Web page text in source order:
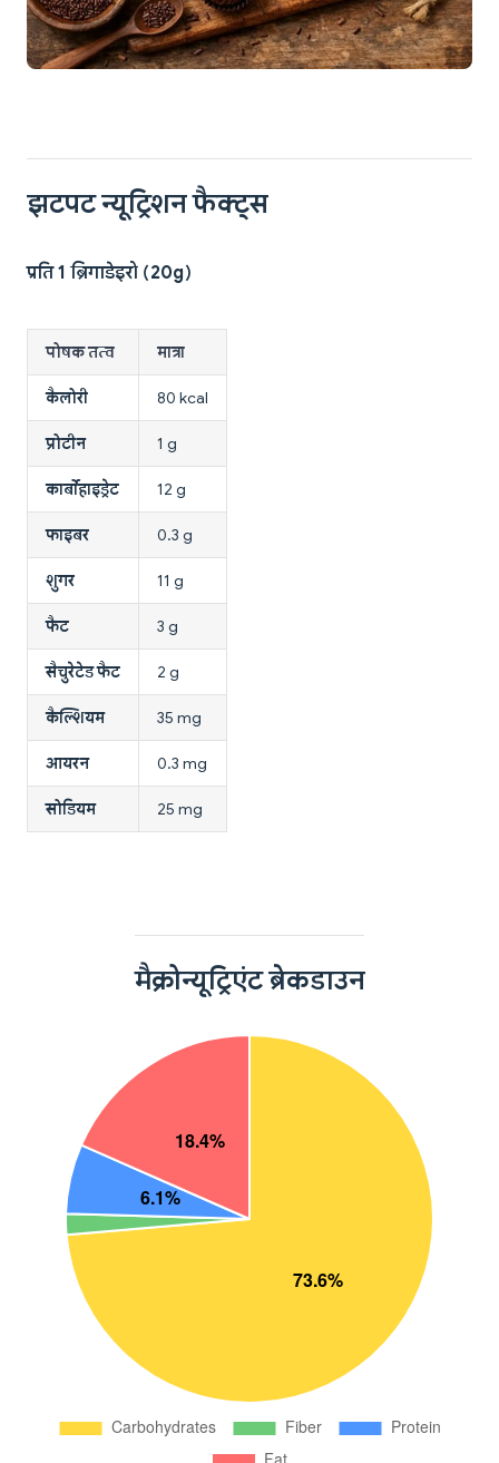
झटपट न्यूट्रिशन फैक्ट्स
प्रति 1 ब्रिगाडेइरो (20g)
पोषक तत्व मात्रा
कैलोरी 80 kcal
प्रोटीन 1 g
कार्बोहाइड्रेट 12 g
फाइबर 0.3 g
शुगर 11 g
फैट 3 g
सैचुरेटेड फैट 2 g
कैल्शियम 35 mg
आयरन 0.3 mg
सोडियम 25 mg
मैक्रोन्यूट्रिएंट ब्रेकडाउन